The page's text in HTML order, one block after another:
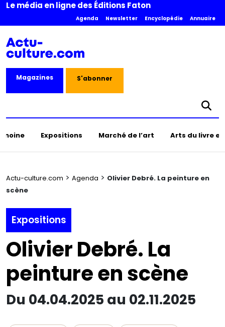
Le média en ligne des Éditions Faton
Agenda Newsletter Encyclopédie Annuaire
Magazines S'abonner
Expositions Marché de l’art Arts du livre
Actu-culture.com > Agenda > Olivier Debré. La peinture en
scène
Expositions
Olivier Debré. La
peinture en scène
Du 04.04.2025 au 02.11.2025